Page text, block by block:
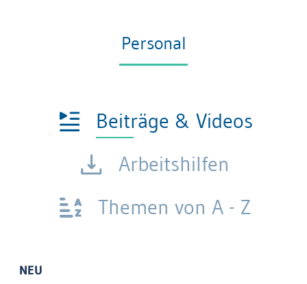
Personal
Beiträge & Videos
Arbeitshilfen
Themen von A - Z
NEU